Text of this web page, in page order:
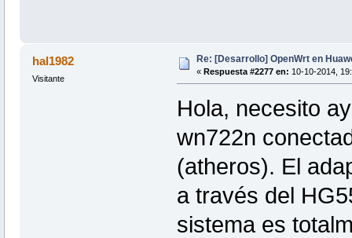
hal1982
Visitante
Re: [Desarrollo] OpenWrt en
« Respuesta #2277 en: 10-10-2014,
Hola, necesito
wn722n
(atheros). El
a través del
sistema es